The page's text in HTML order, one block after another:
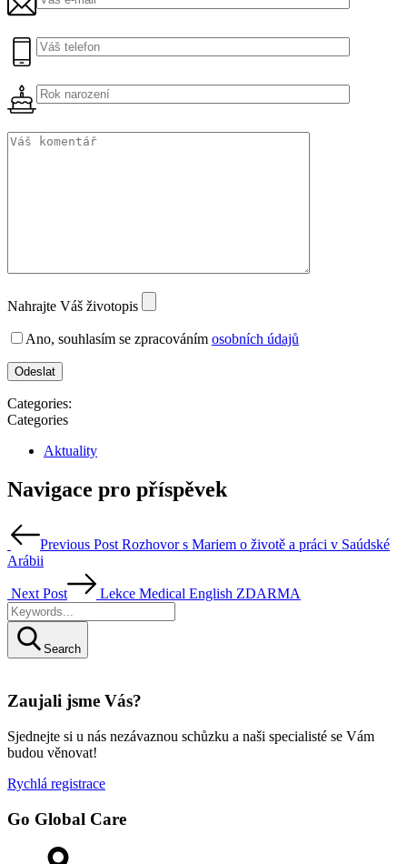
Nahrajte Váš životopis
Ano, souhlasím se zpracováním osobních údajů
Categories:
Categories
Aktuality
Navigace pro příspěvek
Previous Post Rozhovor s Mariem o životě a práci v Saúdské
Arábii
Next Post Lekce Medical English ZDARMA
Search
Zaujali jsme Vás?
Sjednejte si u nás nezávaznou schůzku a naši specialisté se Vám
budou věnovat!
Rychlá registrace
Go Global Care